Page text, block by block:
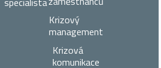
Krizový
management
Krizová
komunikace